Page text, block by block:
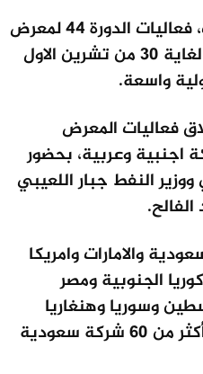
انطلقت صباح اليوم السبت، فعاليات الدورة 44 لمعرض
بغداد الدولي للفترة من 21 لغاية 30 من تشرين الاول
واسعة.
فعاليات المعرض
17 دولة و300 شركة اجنبية وعربية، بحضور
النفط جبار اللعيبي
والامارات وامريكا
الجنوبية ومصر
وسوريا وهنغاريا
وإيران، مشيرا الى مشاركة أكثر من 60 شركة سعودية